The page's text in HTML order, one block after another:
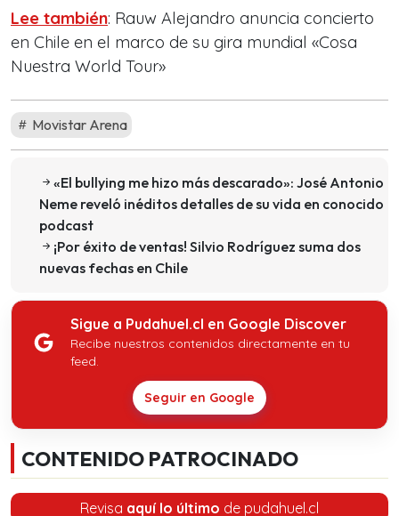
Lee también: Rauw Alejandro anuncia concierto
en Chile en el marco de su gira mundial «Cosa
Nuestra World Tour»
Movistar Arena
«El bullying me hizo más descarado»: José Antonio
Neme reveló inéditos detalles de su vida en conocido
podcast
¡Por éxito de ventas! Silvio Rodríguez suma dos
nuevas fechas en Chile
Sigue a Pudahuel.cl en Google Discover
Recibe nuestros contenidos directamente en tu
feed.
Seguir en Google
CONTENIDO PATROCINADO
Revisa aquí lo último de pudahuel.cl